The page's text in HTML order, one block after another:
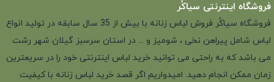
فروشگاه اینترنتی سیاکُر
فروشگاه سیاکُر فروش لباس زنانه با بیش از 35 سال سابقه در تولید انواع
لباس شامل پیراهن نخی ، شومیز و ... در استان سرسبز گیلان شهر رشت
می باشد که به راحتی می توانید خرید لباس اینترنتی خود را در سریعترین
زمان ممکن انجام دهید. امیدواریم اگر قصد خرید لباس زنانه با کیفیت